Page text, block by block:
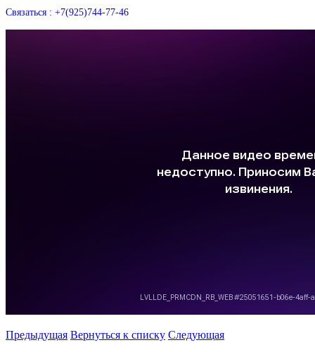
Связаться : +7(925)744-77-46
Предыдущая Вернуться к списку Следующая